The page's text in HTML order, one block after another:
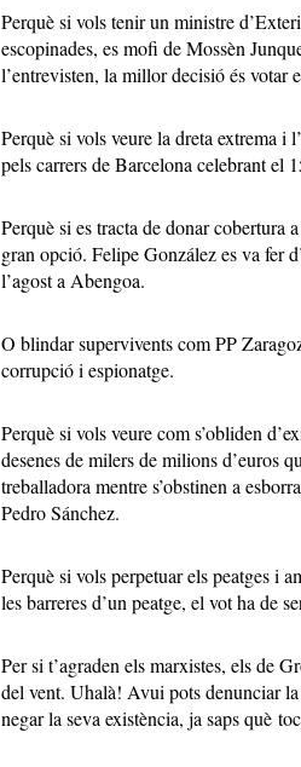
Perquè si vols tenir un ministre
escopinades, es mofi de Mossèn
l’entrevisten, la millor decisió és votar
Perquè si vols veure la dreta extrema i
pels carrers de Barcelona celebrant el
Perquè si es tracta de donar cobertura
gran opció. Felipe González es va fer
l’agost a Abengoa.
O blindar supervivents com PP
corrupció i espionatge.
Perquè si vols veure com s’obliden
desenes de milers de milions d’euros
treballadora mentre s’obstinen a
Pedro Sánchez.
Perquè si vols perpetuar els peatges i
les barreres d’un peatge, el vot ha de
Per si t’agraden els marxistes, els de
del vent. Uhalà! Avui pots denunciar
negar la seva existència, ja saps què